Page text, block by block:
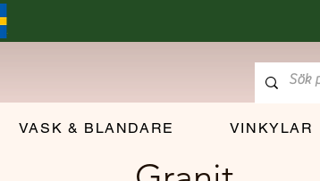
VASK & BLANDARE VINKYLAR